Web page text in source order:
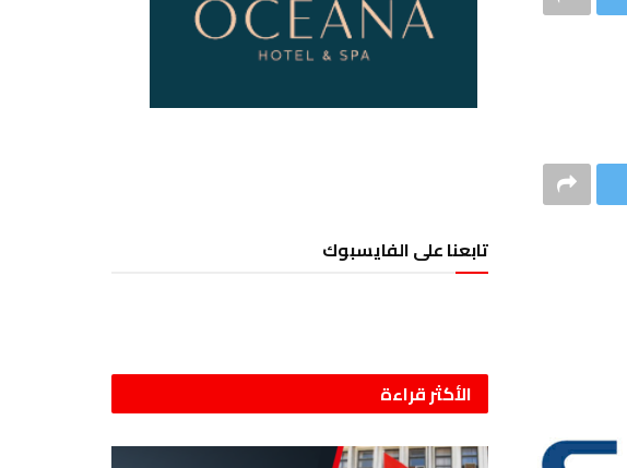
تابعنا على الفايسبوك
الأكثر قراءة